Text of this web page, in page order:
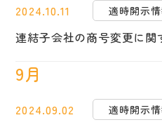
2024.10.11 適時開示
連結子会社の商号変更に関
9月
2024.09.02 適時開示